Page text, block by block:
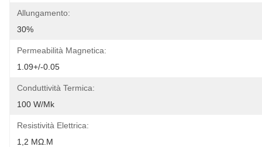
Allungamento:
30%
Permeabilità Magnetica:
1.09+/-0.05
Conduttività Termica:
100 W/mk
Resistività Elettrica:
1,2 ΜΩ.m